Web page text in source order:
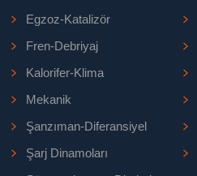
Egzoz-Katalizör
Fren-Debriyaj
Kalorifer-Klima
Mekanik
Şanzıman-Diferansiyel
Şarj Dinamoları